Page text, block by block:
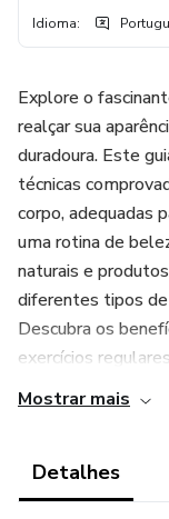
Idioma:
Explore o
realçar sua
duradoura. Este
técnicas
corpo, adequadas
uma rotina de
naturais e
diferentes tipos de
Descubra os
exercícios
Mostrar mais
Detalhes